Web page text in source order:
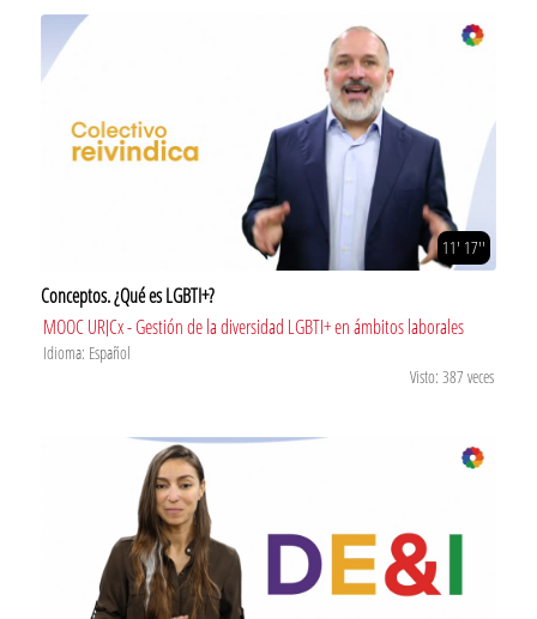
11' 17''
Conceptos. ¿Qué es LGBTI+?
MOOC URJCx - Gestión de la diversidad LGBTI+ en ámbitos laborales
Idioma: Español
Visto: 387 veces